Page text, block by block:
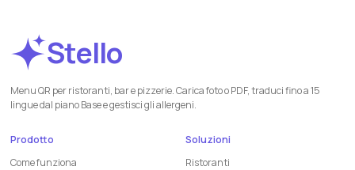
Stello
Menu QR per ristoranti, bar e pizzerie. Carica foto o PDF, traduci fino a 15
lingue dal piano Base e gestisci gli allergeni.
Prodotto
Come funziona
Soluzioni
Ristoranti